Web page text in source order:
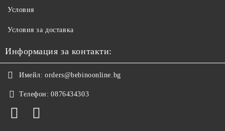
Условия
Условия за доставка
Информация за контакти:
Имейл: orders@bebinoonline.bg
Телефон: 0876434303